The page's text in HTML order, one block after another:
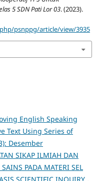
5 SDN Pati Lor 03. (2023).
psnppg/article/view/3935
English Speaking
Text Using Series of
Desember
SIKAP ILMIAH DAN
PADA MATERI SEL